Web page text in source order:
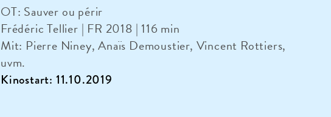
OT: Sauver ou périr
Frédéric Tellier | FR 2018 | 116 min
Mit: Pierre Niney, Anaïs Demoustier, Vincent Rottiers,
uvm.
Kinostart: 11.10.2019